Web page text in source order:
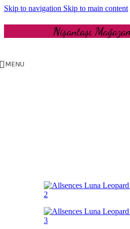
Skip to navigation Skip to main content
Nişantaşı
MENU